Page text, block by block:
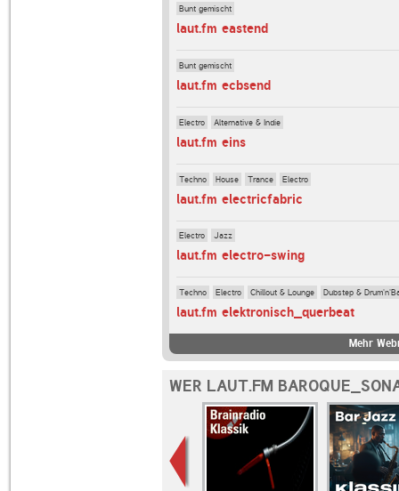
Bunt gemischt
laut.fm eastend
Bunt gemischt
laut.fm ecbsend
Electro Alternative & Indie
laut.fm eins
Techno House Trance Electro
laut.fm electricfabric
Electro Jazz
laut.fm electro-swing
Techno Electro Chillout & Lounge Dubstep &
laut.fm elektronisch_querbeat
Mehr
WER LAUT.FM